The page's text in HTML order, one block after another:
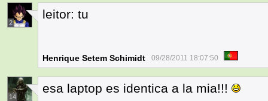
2
leitor: tu
Henrique Setem Schimidt 09/28/2011 18:07:50
14
esa laptop es identica a la mia!!!